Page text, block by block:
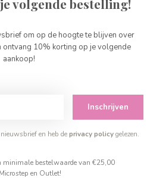
volgende bestelling!
om op de hoogte te blijven over
ontvang 10% korting op je volgende
aankoop!
Inschrijven
en heb deprivacy policygelezen.
minimale bestelwaarde van €25,00
en Outlet!